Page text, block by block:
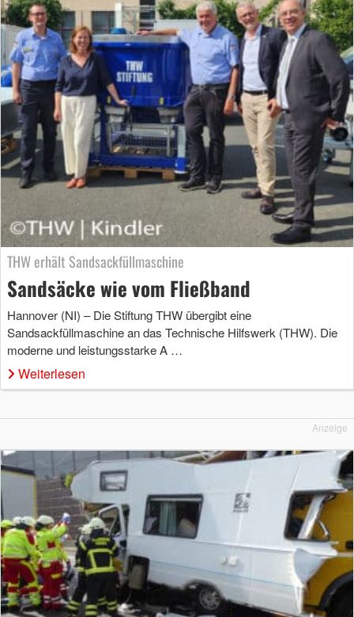
THW erhält Sandsackfüllmaschine
Sandsäcke wie vom Fließband
Hannover (NI) – Die Stiftung THW übergibt eine
Sandsackfüllmaschine an das Technische Hilfswerk (THW). Die
moderne und leistungsstarke A …
Weiterlesen
Anzeige